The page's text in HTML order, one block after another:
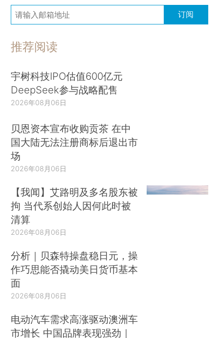
订阅
推荐阅读
宇树科技IPO估值600亿元
DeepSeek参与战略配售
2026年08月06日
贝恩资本宣布收购贡茶 在中
国大陆无法注册商标后退出市
场
2026年08月06日
【我闻】艾路明及多名股东被
拘 当代系创始人因何此时被
清算
2026年08月06日
分析｜贝森特操盘稳日元，操
作巧思能否撬动美日货币基本
面
2026年08月06日
电动汽车需求高涨驱动澳洲车
市增长 中国品牌表现强劲｜